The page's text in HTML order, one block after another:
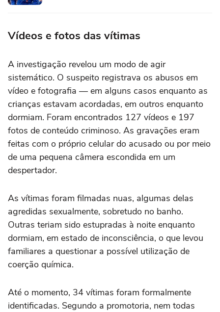
Vídeos e fotos das vítimas
A investigação revelou um modo de agir
sistemático. O suspeito registrava os abusos em
vídeo e fotografia — em alguns casos enquanto as
crianças estavam acordadas, em outros enquanto
dormiam. Foram encontrados 127 vídeos e 197
fotos de conteúdo criminoso. As gravações eram
feitas com o próprio celular do acusado ou por meio
de uma pequena câmera escondida em um
despertador.
As vítimas foram filmadas nuas, algumas delas
agredidas sexualmente, sobretudo no banho.
Outras teriam sido estupradas à noite enquanto
dormiam, em estado de inconsciência, o que levou
familiares a questionar a possível utilização de
coerção química.
Até o momento, 34 vítimas foram formalmente
identificadas. Segundo a promotoria, nem todas